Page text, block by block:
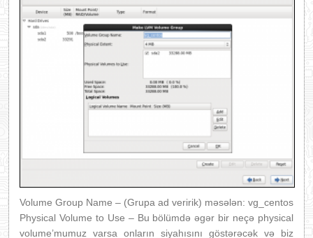
Volume Group Name – (Grupa ad veririk) məsələn: vg_centos
Physical Volume to Use – Bu bölümdə əgər bir neçə physical
volume’mumuz varsa onların siyahısını göstərəcək və biz